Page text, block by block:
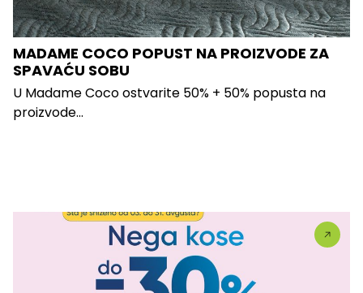
MADAME COCO POPUST NA PROIZVODE ZA
SPAVAĆU SOBU
U Madame Coco ostvarite 50% + 50% popusta na
proizvode...